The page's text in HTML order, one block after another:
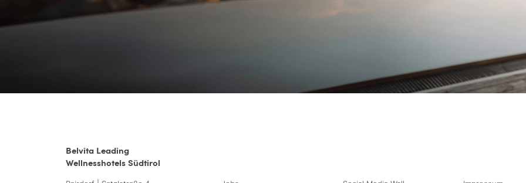
Belvita Leading
Wellnesshotels Südtirol